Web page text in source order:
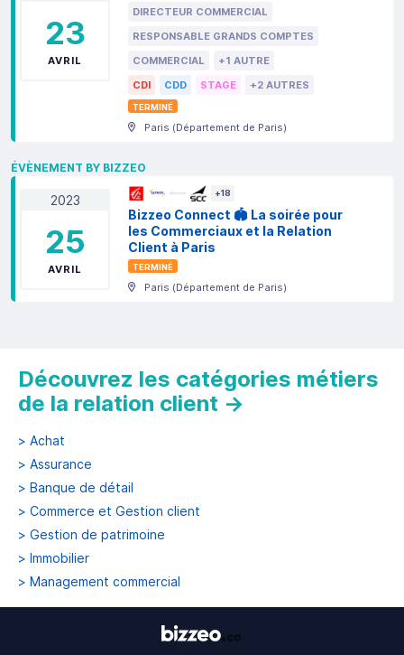
23
AVRIL
DIRECTEUR COMMERCIAL
RESPONSABLE GRANDS COMPTES
COMMERCIAL
+1 AUTRE
CDI
CDD STAGE +2 AUTRES
TERMINÉ
Paris (Département de Paris)
ÉVÈNEMENT BY BIZZEO
2023
25
AVRIL
+18
Bizzeo Connect 🏟️ La soirée pour
les Commerciaux et la Relation
Client à Paris
TERMINÉ
Paris (Département de Paris)
Découvrez les catégories métiers
de la relation client →
> Achat
> Assurance
> Banque de détail
> Commerce et Gestion client
> Gestion de patrimoine
> Immobilier
> Management commercial